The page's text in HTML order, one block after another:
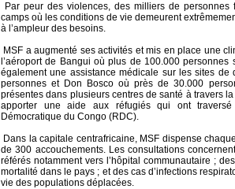
Par peur des violences, des milliers de
camps où les conditions de vie demeurent
à l’ampleur des besoins.
MSF a augmenté ses activités et mis en place une
l’aéroport de Bangui où plus de 100.000
également une assistance médicale sur les sites
personnes et Don Bosco où près de 30.000
présentes dans plusieurs centres de santé à travers
apporter une aide aux réfugiés qui ont
Démocratique du Congo (RDC).
Dans la capitale centrafricaine, MSF dispense
de 300 accouchements. Les consultations
référés notamment vers l’hôpital communautaire ;
mortalité dans le pays ; et des cas d’infections
vie des populations déplacées.